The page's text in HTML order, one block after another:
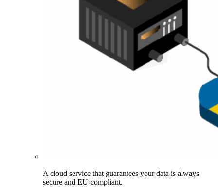
A cloud service that guarantees your data is always
secure and EU-compliant.